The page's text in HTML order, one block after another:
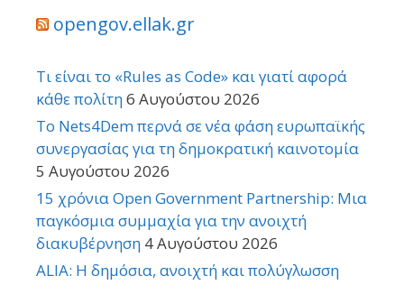
opengov.ellak.gr
Τι είναι το «Rules as Code» και γιατί αφορά
κάθε πολίτη6 Αυγούστου 2026
Το Nets4Dem περνά σε νέα φάση ευρωπαϊκής
συνεργασίας για τη δημοκρατική καινοτομία
5 Αυγούστου 2026
15 χρόνια Open Government Partnership: Μια
παγκόσμια συμμαχία για την ανοιχτή
διακυβέρνηση 4 Αυγούστου 2026
ALIA: Η δημόσια, ανοιχτή και πολύγλωσση